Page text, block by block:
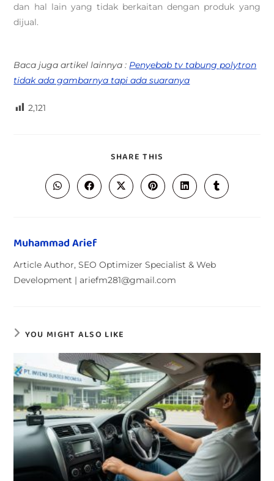
dan hal lain yang tidak berkaitan dengan produk yang
dijual.
Baca juga artikel lainnya : Penyebab tv tabung polytron
tidak ada gambarnya tapi ada suaranya
2,121
SHARE THIS
Muhammad Arief
Article Author, SEO Optimizer Specialist & Web
Development | ariefm281@gmail.com
YOU MIGHT ALSO LIKE